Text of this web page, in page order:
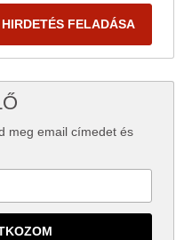
HIRDETÉS FELADÁSA
meg email címedet és